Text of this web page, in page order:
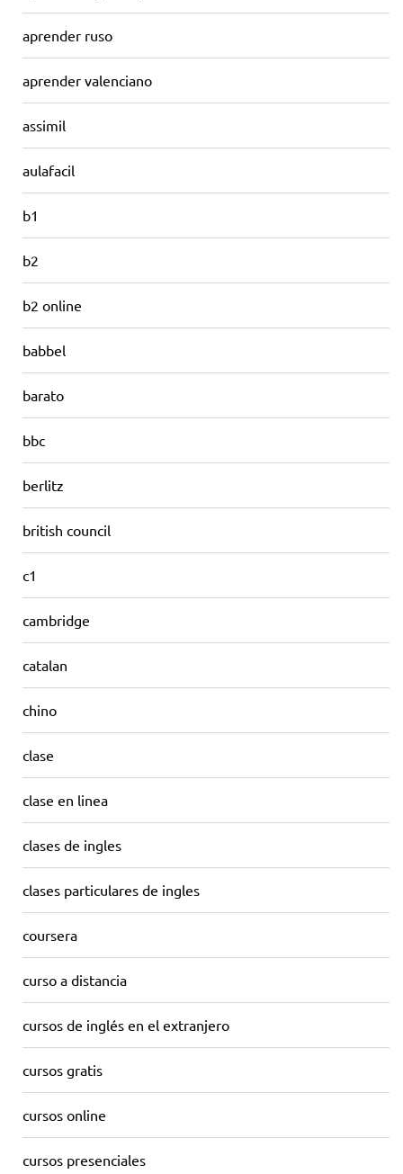
aprender ruso
aprender valenciano
assimil
aulafacil
b1
b2
b2 online
babbel
barato
bbc
berlitz
british council
c1
cambridge
catalan
chino
clase
clase en linea
clases de ingles
clases particulares de ingles
coursera
curso a distancia
cursos de inglés en el extranjero
cursos gratis
cursos online
cursos presenciales